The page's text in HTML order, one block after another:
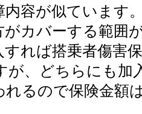
内容が似ています
がカバーする範囲
れば搭乗者傷害
が、どちらにも加
れるので保険金額